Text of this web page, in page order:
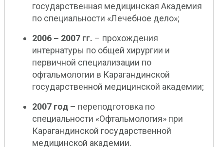
государственная медицинская Академия
по специальности «Лечебное дело»;
2006 – 2007 гг. – прохождения
интернатуры по общей хирургии и
первичной специализации по
офтальмологии в Карагандинской
государственной медицинской академии;
2007 год– переподготовка по
специальности «Офтальмология» при
Карагандинской государственной
медицинской академии.